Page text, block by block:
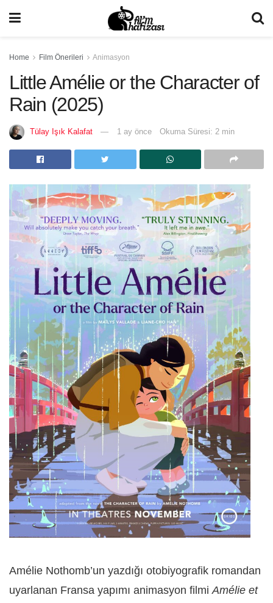
Home Film Önerileri Animasyon
Little Amélie or the Character of
Rain (2025)
Tülay Işık Kalafat 1 ay önce Okuma Süresi: 2 min
Amélie Nothomb’un yazdığı otobiyografik romandan
uyarlanan Fransa yapımı animasyon filmiAmélie et